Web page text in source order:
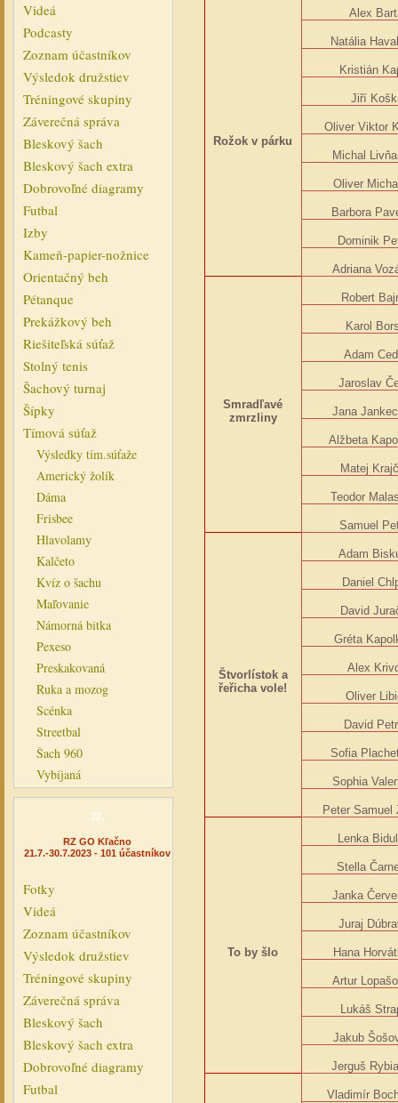
Videá
Podcasty
Zoznam účastníkov
Výsledok družstiev
Tréningové skupiny
Záverečná správa
Bleskový šach
Bleskový šach extra
Dobrovoľné diagramy
Futbal
Izby
Kameň-papier-nožnice
Orientačný beh
Pétanque
Prekážkový beh
Riešiteľská súťaž
Stolný tenis
Šachový turnaj
Šípky
Tímová súťaž
Výsledky tím.súťaže
Americký žolík
Dáma
Frisbee
Hlavolamy
Kalčeto
Kvíz o šachu
Maľovanie
Námorná bitka
Pexeso
Preskakovaná
Ruka a mozog
Scénka
Streetbal
Šach 960
Vybíjaná
22.
RZ GO Kľačno
21.7.-30.7.2023 - 101 účastníkov
Fotky
Videá
Zoznam účastníkov
Výsledok družstiev
Tréningové skupiny
Záverečná správa
Bleskový šach
Bleskový šach extra
Dobrovoľné diagramy
Futbal
Rožok v párku
Alex
Natália
Kristián
Jiří
Oliver Viktor
Michal
Oliver
Barbora
Dominik
Adriana
Smradľavé
zmrzliny
Robert
Karol
Adam
Jaroslav
Jana
Alžbeta
Matej
Teodor
Samuel
Štvorlístok a
řeřicha vole!
Adam
Daniel
David
Gréta
Alex
Oliver
David
Sofia
Sophia
Peter Samuel
To by šlo
Lenka
Stella
Janka
Juraj
Hana
Artur
Lukáš
Jakub
Jerguš
Vladimír